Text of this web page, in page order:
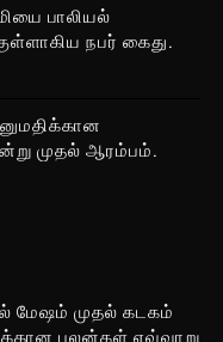
பாலியல்
நபர் கைது.
முதல் ஆரம்பம்.
மேஷம் முதல் கடகம்
பலன்கள் எவ்வாறு